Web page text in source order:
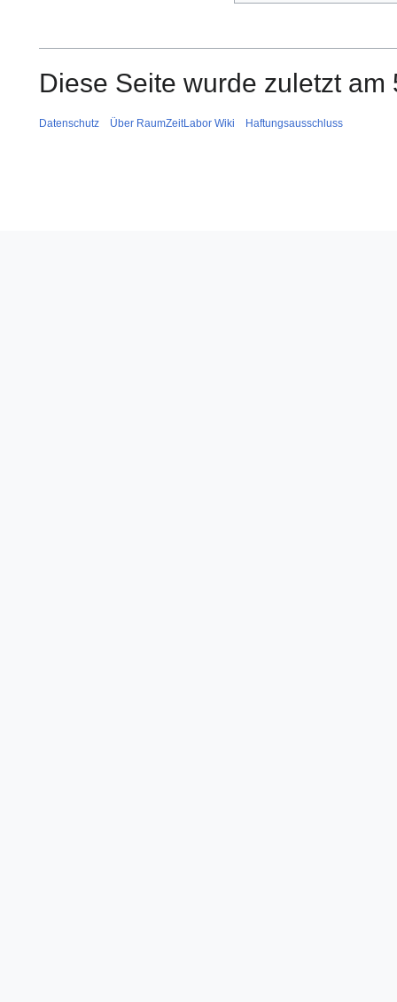
Diese Seite wurde zuletzt
Datenschutz Über RaumZeitLabor Wiki Haftungsausschluss